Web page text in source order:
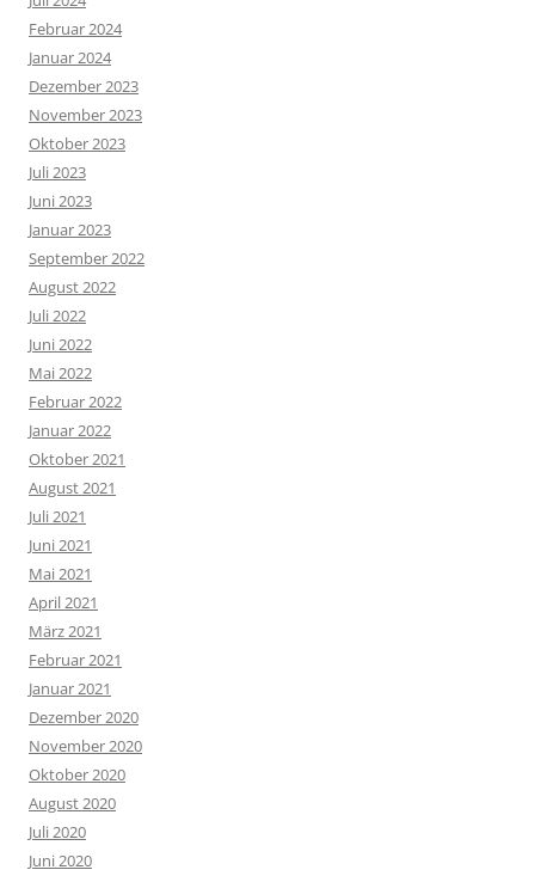
Februar 2024
Januar 2024
Dezember 2023
November 2023
Oktober 2023
Juli 2023
Juni 2023
Januar 2023
September 2022
August 2022
Juli 2022
Juni 2022
Mai 2022
Februar 2022
Januar 2022
Oktober 2021
August 2021
Juli 2021
Juni 2021
Mai 2021
April 2021
März 2021
Februar 2021
Januar 2021
Dezember 2020
November 2020
Oktober 2020
August 2020
Juli 2020
Juni 2020